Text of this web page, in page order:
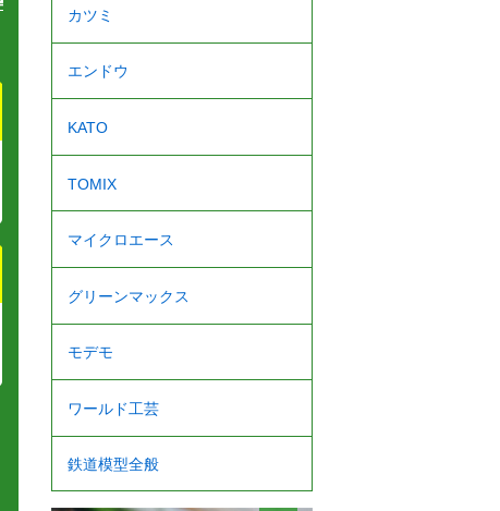
カツミ
エンドウ
KATO
TOMIX
マイクロエース
グリーンマックス
モデモ
ワールド工芸
鉄道模型全般